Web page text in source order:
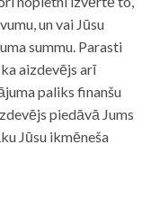
un vai Jūsu
summu. Parasti
aizdevējs arī
paliks finanšu
piedāvā Jums
Jūsu ikmēneša